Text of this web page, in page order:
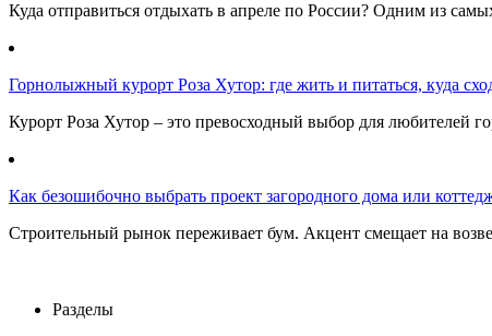
Куда отправиться отдыхать в апреле по России? Одним из
Горнолыжный курорт Роза Хутор: где жить и питаться, куда
Курорт Роза Хутор – это превосходный выбор для любителей
Как безошибочно выбрать проект загородного дома или
Строительный рынок переживает бум. Акцент смещает на
Разделы